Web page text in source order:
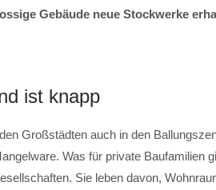
Gebäude neue Stockwerke
ist knapp
Großstädten auch in den
Was für private Baufamilien
Sie leben davon,